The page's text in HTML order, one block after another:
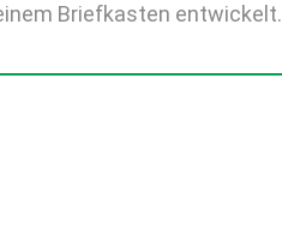
Briefkasten entwickelt.